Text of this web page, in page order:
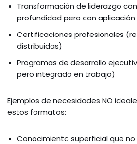
Transformación de liderazgo
profundidad pero con
Certificaciones profesionales
distribuidas)
Programas de desarrollo
pero integrado en trabajo)
Ejemplos de necesidades NO
estos formatos:
Conocimiento superficial que